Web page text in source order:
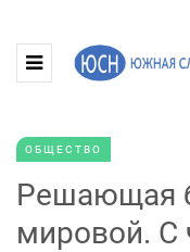
ОБЩЕСТВО
Решающая
мировой. С